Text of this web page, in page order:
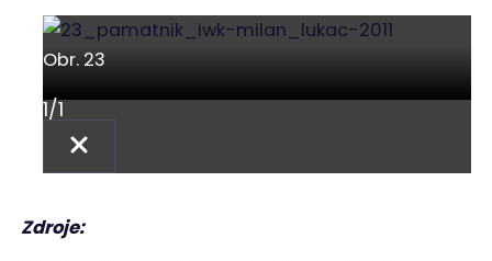
Obr. 23
1/1
Zdroje: